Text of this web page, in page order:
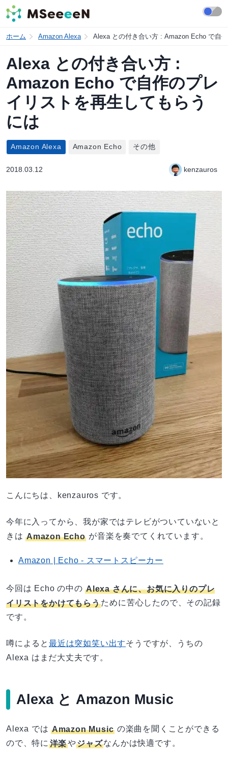
ホーム Amazon Alexa Alexa との付き合い方 : Amazon Echo で自
Alexa との付き合い方 :
Amazon Echo で自作のプレ
イリストを再生してもらう
には
Amazon Alexa Amazon Echo その他
2018.03.12 kenzauros
こんにちは、kenzauros です。
今年に入ってから、我が家ではテレビがついていないと
きはAmazon Echo が音楽を奏でてくれています。
Amazon | Echo - スマートスピーカー
今回は Echo の中のAlexa さんに、お気に入りのプレ
イリストをかけてもらうために苦心したので、その記録
です。
噂によると 最近は突如笑い出すそうですが、うちの
Alexa はまだ大丈夫です。
Alexa と Amazon Music
Alexa ではAmazon Music の楽曲を聞くことができる
ので、特に 洋楽やジャズなんかは快適です。